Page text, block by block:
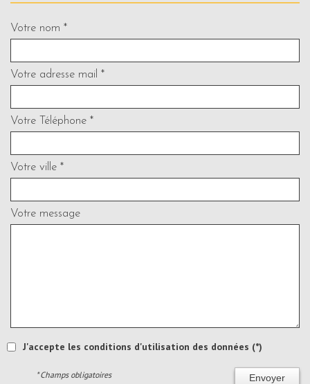
Votre nom *
Votre adresse mail *
Votre Téléphone *
Votre ville *
Votre message
J'accepte les conditions d'utilisation des données (*)
Envoyer
* Champs obligatoires